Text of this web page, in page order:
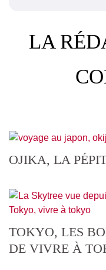
LA
OJIKA, LA
TOKYO, LES
DE VIVRE À